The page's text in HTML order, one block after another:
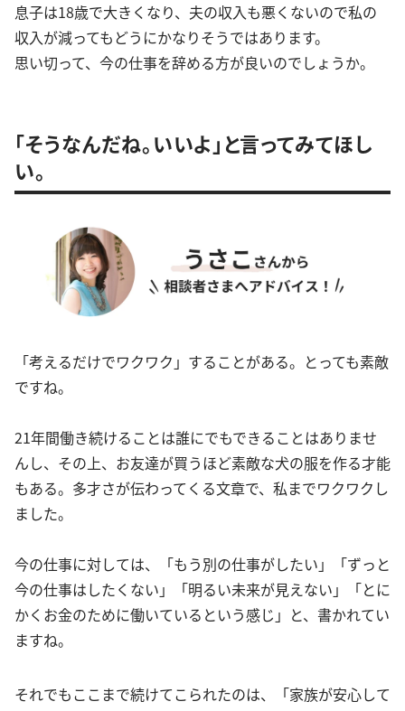
息子は18歳で大きくなり、夫の収入も悪くないので私の
収入が減ってもどうにかなりそうではあります。
思い切って、今の仕事を辞める方が良いのでしょうか。
「そうなんだね。いいよ」と言ってみてほし
い。
「考えるだけでワクワク」することがある。とっても素敵
ですね。
21年間働き続けることは誰にでもできることはありませ
んし、その上、お友達が買うほど素敵な犬の服を作る才能
もある。多才さが伝わってくる文章で、私までワクワクし
ました。
今の仕事に対しては、「もう別の仕事がしたい」「ずっと
今の仕事はしたくない」「明るい未来が見えない」「とに
かくお金のために働いているという感じ」と、書かれてい
ますね。
それでもここまで続けてこられたのは、「家族が安心して